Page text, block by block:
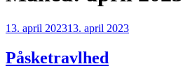
Udgivet
13. april 202313. april 2023
Påsketravlhed